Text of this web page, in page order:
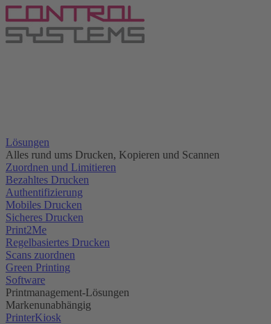
Lösungen
Alles rund ums Drucken, Kopieren und Scannen
Zuordnen und Limitieren
Bezahltes Drucken
Authentifizierung
Mobiles Drucken
Sicheres Drucken
Print2Me
Regelbasiertes Drucken
Scans zuordnen
Green Printing
Software
Printmanagement-Lösungen
Markenunabhängig
PrinterKiosk